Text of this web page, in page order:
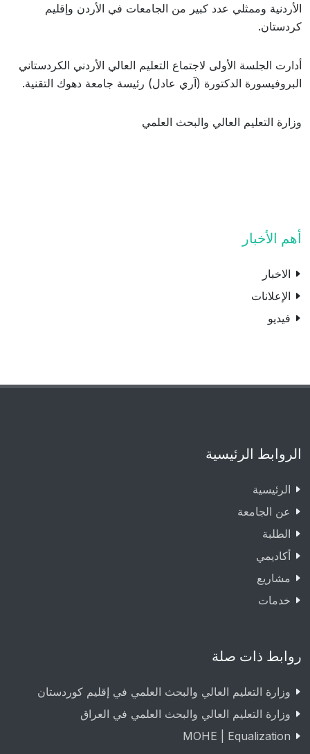
الأردنية وممثلي عدد كبير من الجامعات في الأردن وإقليم
كردستان.
أدارت الجلسة الأولى لاجتماع التعليم العالي الأردني الكردستاني
البروفيسورة الدكتورة (آري عادل) رئيسة جامعة دهوك التقنية.
وزارة التعليم العالي والبحث العلمي
أهم الأخبار
الاخبار
الإعلانات
فيديو
الروابط الرئيسية
الرئيسية
عن الجامعة
الطلبة
أكاديمي
مشاريع
خدمات
روابط ذات صلة
وزارة التعليم العالي والبحث العلمي في إقليم كوردستان
وزارة التعليم العالي والبحث العلمي في العراق
MOHE | Equalization